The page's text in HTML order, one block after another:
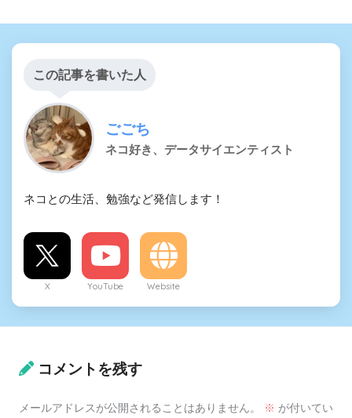
この記事を書いた人
ごごち
ネコ好き、データサイエンティスト
ネコとの生活、勉強など発信します！
X YouTube Website
コメントを残す
メールアドレスが公開されることはありません。 ※ が付いてい